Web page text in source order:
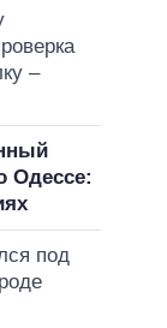
–
Одессе:
под